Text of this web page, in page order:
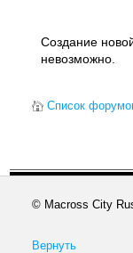
Создание
невозможно.
Список
© Macross City
Вернуть